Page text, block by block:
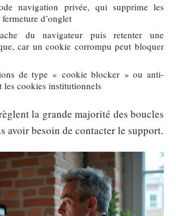
navigation privée, qui supprime les
d’onglet
du navigateur puis retenter une
car un cookie corrompu peut bloquer
de type « cookie blocker » ou anti-
les cookies institutionnels
la grande majorité des boucles
avoir besoin de contacter le support.